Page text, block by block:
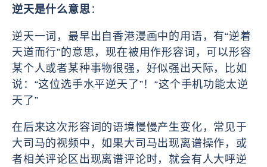
逆天是什么意思 ：
逆天一词，最早出自香港漫画中的用语，有“逆着
天道而行”的意思，现在被用作形容词，可以形容
某个人或者某种事物很强，好似强出天际，比如
说：“这位选手水平逆天了”！“这个手机功能太逆
天了”
在后来这次形容词的语境慢慢产生变化，常见于
大司马的视频中，如果大司马出现离谱操作，或
者相关评论区出现离谱评论时，就会有人大呼逆